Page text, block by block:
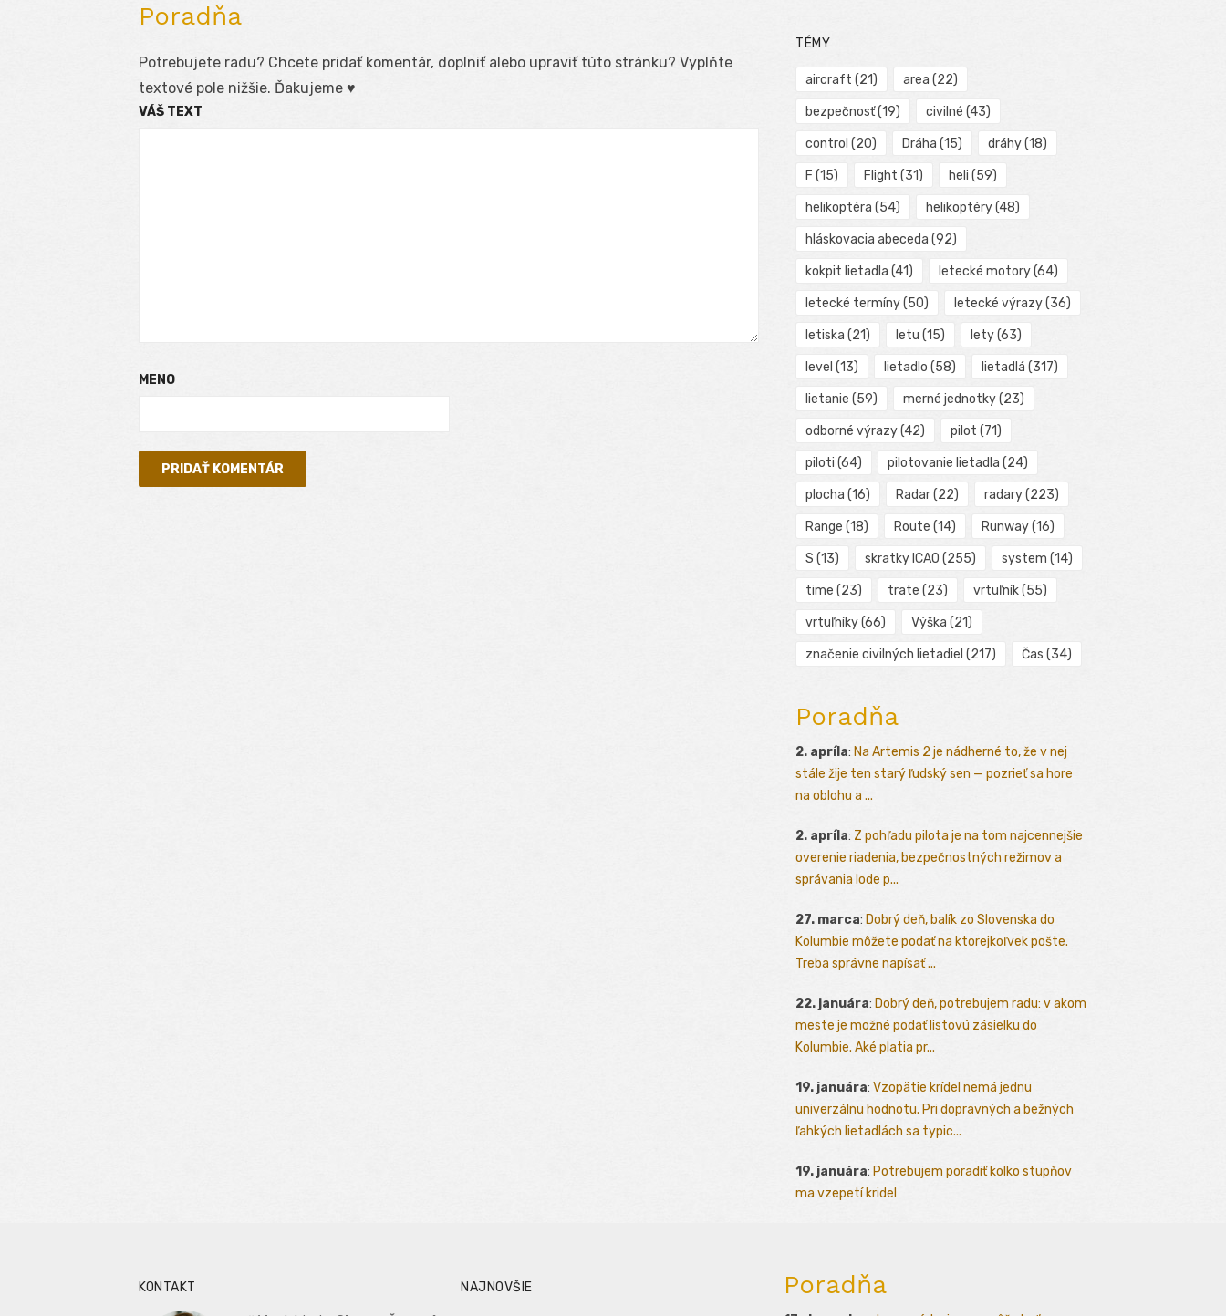
Poradňa
Potrebujete radu? Chcete pridať komentár, doplniť alebo upraviť túto stránku? Vyplňte
textové pole nižšie. Ďakujeme ♥
VÁŠ TEXT
MENO
TÉMY
aircraft (21) area (22)
bezpečnosť(19) civilné (43)
control (20) Dráha (15) dráhy(18)
F (15) Flight (31) heli (59)
helikoptéra (54) helikoptéry(48)
hláskovacia abeceda (92)
kokpit lietadla (41) letecké motory(64)
letecké termíny(50) letecké výrazy(36)
letiska (21) letu (15) lety(63)
level (13) lietadlo (58) lietadlá (317)
lietanie (59) merné jednotky(23)
odborné výrazy(42) pilot (71)
piloti (64) pilotovanie lietadla (24)
plocha (16) Radar(22) radary(223)
Range (18) Route (14) Runway(16)
S (13) skratky ICAO (255) system (14)
time (23) trate (23) vrtuľník(55)
vrtuľníky(66) Výška (21)
značenie civilných lietadiel (217) Čas (34)
Poradňa
2. apríla: Na Artemis 2 je nádherné to, že v nej
stále žije ten starý ľudský sen — pozrieť sa hore
na oblohu a ...
2. apríla: Z pohľadu pilota je na tom najcennejšie
overenie riadenia, bezpečnostných režimov a
správania lode p...
27. marca: Dobrý deň, balík zo Slovenska do
Kolumbie môžete podať na ktorejkoľvek pošte.
Treba správne napísať ...
22. januára: Dobrý deň, potrebujem radu: v akom
meste je možné podať listovú zásielku do
Kolumbie. Aké platia pr...
19. januára: Vzopätie krídel nemá jednu
univerzálnu hodnotu. Pri dopravných a bežných
ľahkých lietadlách sa typic...
19. januára: Potrebujem poradiť kolko stupňov
ma vzepetí kridel
KONTAKT NAJNOVŠIE Poradňa